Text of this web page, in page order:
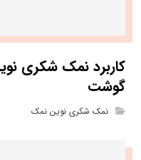
کاربرد نمک شکری
گوشت
نمک شکری نوین نمک